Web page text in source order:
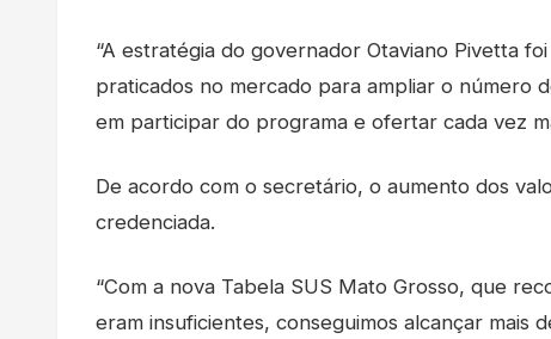
“A estratégia do governador Otaviano Pivetta
praticados no mercado para ampliar o número
em participar do programa e ofertar cada vez
De acordo com o secretário, o aumento dos
credenciada.
“Com a nova Tabela SUS Mato Grosso, que
eram insuficientes, conseguimos alcançar mais